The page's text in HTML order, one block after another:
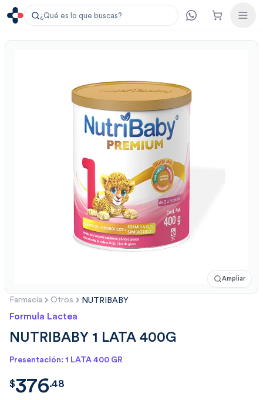
¿Qué es lo que buscas?
Ampliar
Farmacia Otros NUTRIBABY
Formula Lactea
NUTRIBABY 1 LATA 400G
Presentación: 1 LATA 400 GR
$376.48
$376.48